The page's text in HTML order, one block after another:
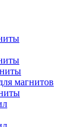
магнитов